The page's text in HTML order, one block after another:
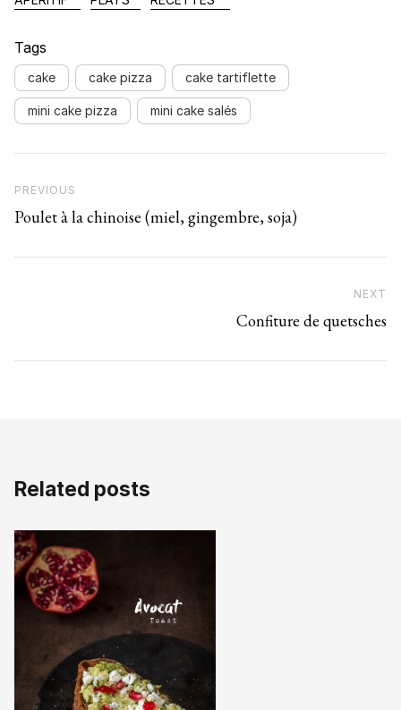
Tags
cake cake pizza cake tartiflette
mini cake pizza mini cake salés
Previous Post
PREVIOUS
Poulet à la chinoise (miel, gingembre, soja)
NEXT
Confiture de quetsches
Related posts